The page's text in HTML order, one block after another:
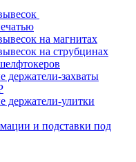
на магнитах
на струбцинах
держатели-захваты
держатели-улитки
и подставки под